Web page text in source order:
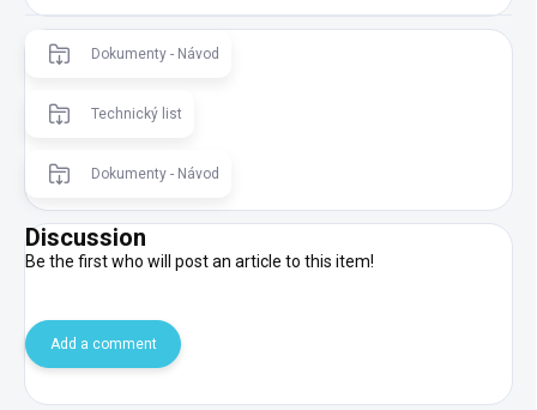
Dokumenty - Návod
Technický list
Dokumenty - Návod
Discussion
Be the first who will post an article to this item!
Add a comment